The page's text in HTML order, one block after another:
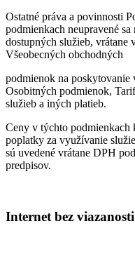
Ostatné práva a povinnosti
podmienkach neupravené
dostupných služieb, vrátane
Všeobecných obchodných
podmienok na poskytovanie
Osobitných podmienok,
služieb a iných platieb.
Ceny v týchto podmienkach
poplatky za využívanie
sú uvedené vrátane DPH
predpisov.
Internet bez